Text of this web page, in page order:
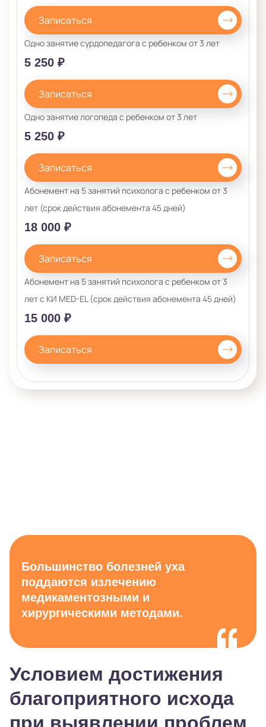
Записаться
Одно занятие сурдопедагога с ребенком от 3 лет
5 250 ₽
Записаться
Одно занятие логопеда с ребенком от 3 лет
5 250 ₽
Записаться
Абонемент на 5 занятий психолога с ребенком от 3
лет (срок действия абонемента 45 дней)
18 000 ₽
Записаться
Абонемент на 5 занятий психолога с ребенком от 3
лет с КИ MED-EL (срок действия абонемента 45 дней)
15 000 ₽
Записаться
Большинство болезней уха
поддаются излечению
медикаментозными и
хирургическими методами.
Условием достижения
благоприятного исхода
при выявлении проблем